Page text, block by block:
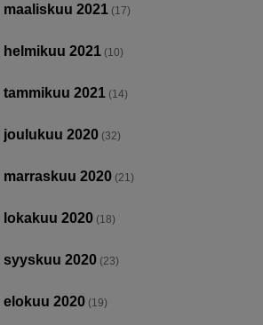
maaliskuu 2021 (17)
helmikuu 2021 (10)
tammikuu 2021 (14)
joulukuu 2020 (32)
marraskuu 2020 (21)
lokakuu 2020 (18)
syyskuu 2020 (23)
elokuu 2020 (19)